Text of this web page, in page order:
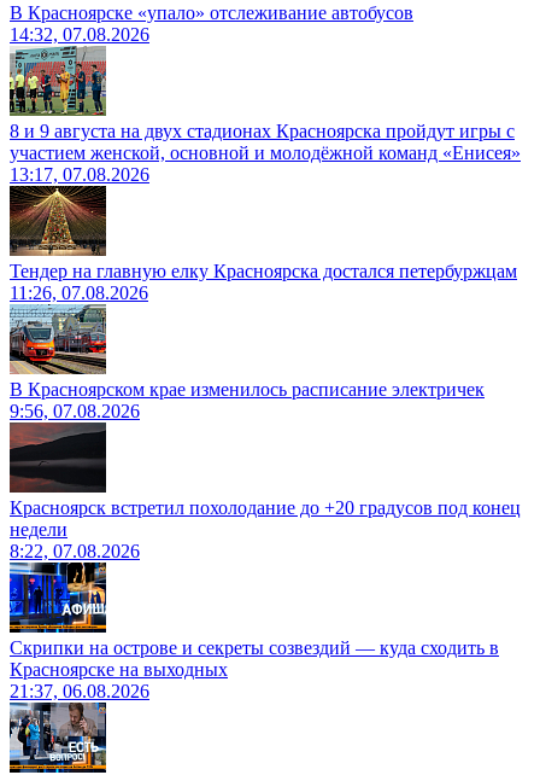
В Красноярске «упало» отслеживание автобусов
14:32, 07.08.2026
8 и 9 августа на двух стадионах Красноярска пройдут игры с
участием женской, основной и молодёжной команд «Енисея»
13:17, 07.08.2026
Тендер на главную елку Красноярска достался петербуржцам
11:26, 07.08.2026
В Красноярском крае изменилось расписание электричек
9:56, 07.08.2026
Красноярск встретил похолодание до +20 градусов под конец
недели
8:22, 07.08.2026
Скрипки на острове и секреты созвездий — куда сходить в
Красноярске на выходных
21:37, 06.08.2026